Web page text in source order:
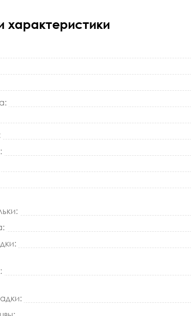
характеристики